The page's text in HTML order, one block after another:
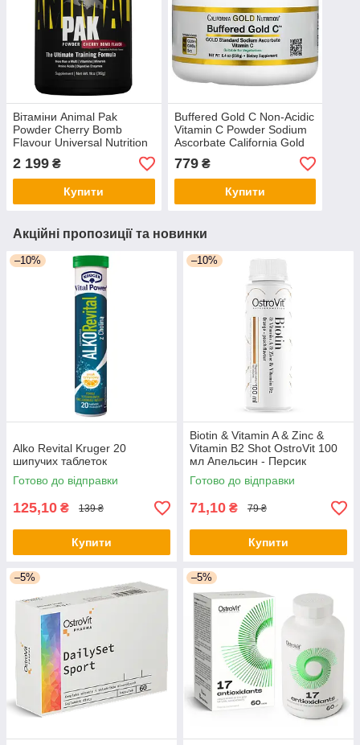
Вітаміни Animal Pak
Powder Cherry Bomb
Flavour Universal Nutrition
2 199 ₴
Купити
Buffered Gold C Non-Acidic
Vitamin C Powder Sodium
Ascorbate California Gold
779₴
Купити
Акційні пропозиції та новинки
–10%
Alko Revital Kruger 20
шипучих таблеток
Готово до відправки
125,10 ₴ 139 ₴
Купити
–10%
Biotin & Vitamin A & Zinc &
Vitamin B2 Shot OstroVit 100
мл Апельсин - Персик
Готово до відправки
71,10 ₴ 79 ₴
Купити
–5% –5%